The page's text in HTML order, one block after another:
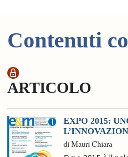
Contenuti
ARTICOLO
EXPO 2015:
di Mauri Chiara